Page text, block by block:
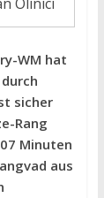
Olinici
WM hat
sicher
Rang
Minuten
aus